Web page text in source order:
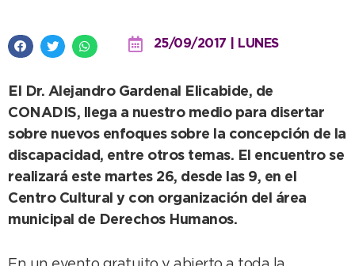
25/09/2017 | LUNES
El Dr. Alejandro Gardenal Elicabide, de
CONADIS, llega a nuestro medio para disertar
sobre nuevos enfoques sobre la concepción de la
discapacidad, entre otros temas. El encuentro se
realizará este martes 26, desde las 9, en el
Centro Cultural y con organización del área
municipal de Derechos Humanos.